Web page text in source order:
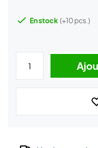
En stock (+10 pcs.)